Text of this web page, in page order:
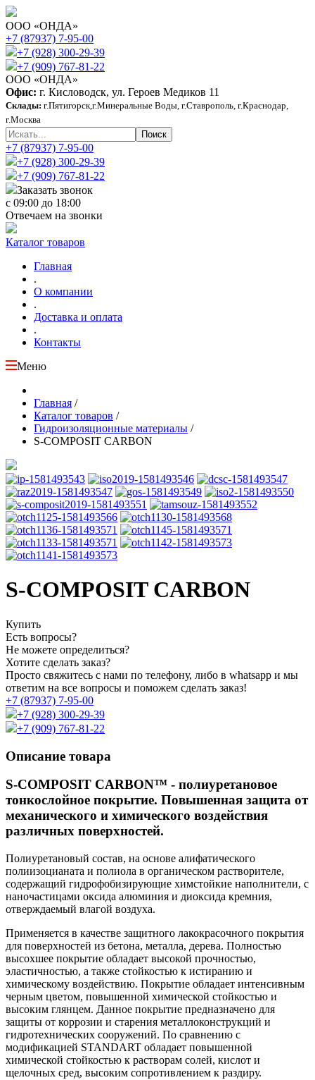
ООО «ОНДА»
+7 (87937) 7-95-00
+7 (928) 300-29-39
+7 (909) 767-81-22
ООО «ОНДА»
Офис: г. Кисловодск, ул. Героев Медиков 11
Склады: г.Пятигорск,г.Минеральные Воды, г.Ставрополь, г.Краснодар,
г.Москва
+7 (87937) 7-95-00
+7 (928) 300-29-39
+7 (909) 767-81-22
Заказать звонок
с 09:00 до 18:00
Отвечаем на звонки
Каталог товаров
Главная
.
О компании
.
Доставка и оплата
.
Контакты
Меню
Главная /
Каталог товаров /
Гидроизоляционные материалы /
S-COMPOSIT CARBON
S-COMPOSIT CARBON
Купить
Есть вопросы?
Не можете определиться?
Хотите сделать заказ?
Просто свяжитесь с нами по телефону, либо в whatsapp и мы
ответим на все вопросы и поможем сделать заказ!
+7 (87937) 7-95-00
+7 (928) 300-29-39
+7 (909) 767-81-22
Описание товара
S-COMPOSIT CARBON™ - полиуретановое
тонкослойное покрытие. Повышенная защита от
механического и химического воздействия
различных поверхностей.
Полиуретановый состав, на основе алифатического
полиизоцианата и полиола в органическом растворителе,
содержащий гидрофобизирующие химстойкие наполнители, с
наночастицами оксида алюминия и диоксида кремния,
отверждаемый влагой воздуха.
Применяется в качестве защитного лакокрасочного покрытия
для поверхностей из бетона, металла, дерева. Полностью
высохшее покрытие обладает высокой прочностью,
эластичностью, а также стойкостью к истиранию и
химическому воздействию. Покрытие обладает интенсивным
черным цветом, повышенной химической стойкостью и
высоким глянцем. Данное покрытие предназначено для
защиты от коррозии и старения металлоконструкций и
гидротехнических сооружений. По сравнению с
модификацией STANDART обладает повышенной
химической стойкостью к растворам солей, кислот и
щелочных сред, высоким сопротивлением к раздиру.